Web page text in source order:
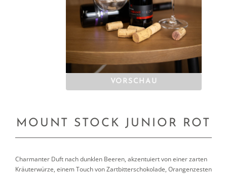
VORSCHAU
MOUNT STOCK JUNIOR ROT
Charmanter Duft nach dunklen Beeren, akzentuiert von einer zarten
Kräuterwürze, einem Touch von Zartbitterschokolade, Orangenzesten